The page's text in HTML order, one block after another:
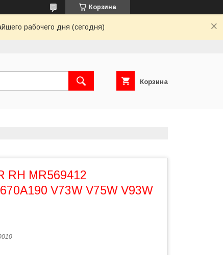
Корзина
рабочего дня (сегодня)
Корзина
RH MR569412
V73W V75W V93W